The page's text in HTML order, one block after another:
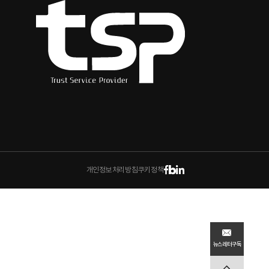
개인정보처리방침쿠키정책
뉴스레터구독